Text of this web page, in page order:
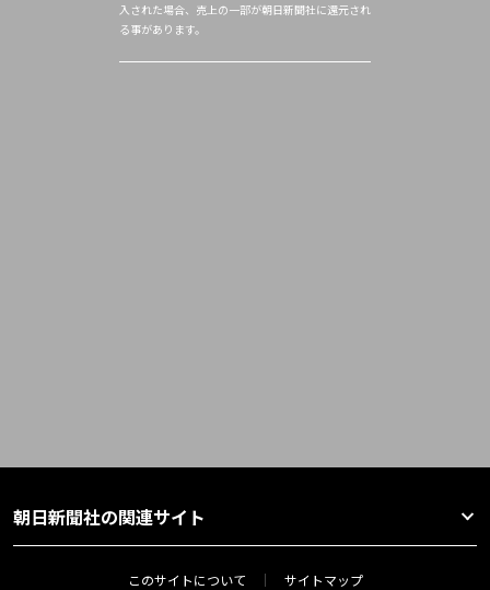
入された場合、売上の一部が朝日新聞社に還元され
る事があります。
朝日新聞社の関連サイト
このサイトについて サイトマップ